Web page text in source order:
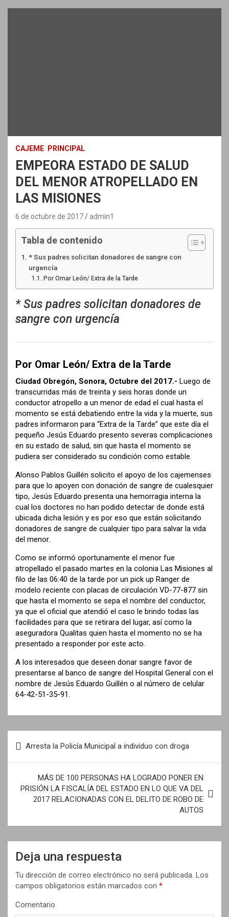
CAJEME PRINCIPAL
EMPEORA ESTADO DE SALUD
DEL MENOR ATROPELLADO EN
LAS MISIONES
6 de octubre de 2017 admin1
Tabla de contenido
* Sus padres solicitan donadores de sangre con
urgencía
Por Omar León/ Extra de la Tarde
* Sus padres solicitan donadores de
sangre con urgencía
Por Omar León/ Extra de la Tarde
Ciudad Obregón, Sonora, Octubre del 2017.- Luego de
transcurridas más de treinta y seis horas donde un
conductor atropello a un menor de edad el cual hasta el
momento se está debatiendo entre la vida y la muerte, sus
padres informaron para “Extra de la Tarde” que este día el
pequeño Jesús Eduardo presento severas complicaciones
en su estado de salud, sin que hasta el momento se
pudiera ser considerado su condición como estable.
Alonso Pablos Guillén solicito el apoyo de los cajemenses
para que lo apoyen con donación de sangre de cualesquier
tipo, Jesús Eduardo presenta una hemorragia interna la
cual los doctores no han podido detectar de donde está
ubicada dicha lesión y es por eso que están solicitando
donadores de sangre de cualquier tipo para salvar la vida
del menor.
Como se informó oportunamente el menor fue
atropellado el pasado martes en la colonia Las Misiones al
filo de las 06:40 de la tarde por un pick up Ranger de
modelo reciente con placas de circulación VD-77-877 sin
que hasta el momento se sepa el nombre del conductor,
ya que el oficial que atendió el caso le brindo todas las
facilidades para que se retirara del lugar, así como la
aseguradora Qualitas quien hasta el momento no se ha
presentado a responder por este acto.
A los interesados que deseen donar sangre favor de
presentarse al banco de sangre del Hospital General con el
nombre de Jesús Eduardo Guillén o al número de celular
64-42-51-35-91.
N
Arresta la Policía Municipal a individuo con droga
MÁS DE 100 PERSONAS HA LOGRADO PONER EN
PRISIÓN LA FISCALÍA DEL ESTADO EN LO QUE VA DEL
2017 RELACIONADAS CON EL DELITO DE ROBO DE
AUTOS
Deja una respuesta
Tu dirección de correo electrónico no será publicada. Los
campos obligatorios están marcados con *
Comentario